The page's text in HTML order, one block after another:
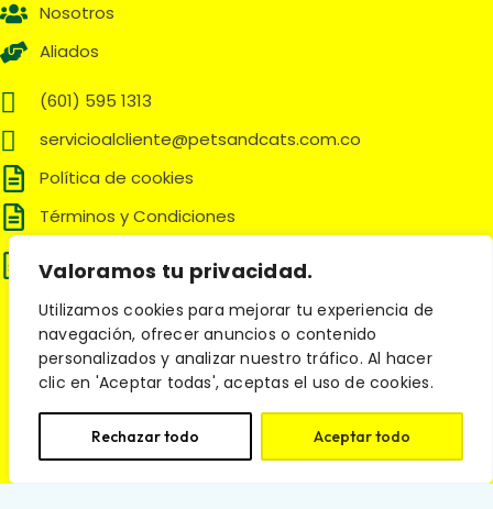
Valoramos tu privacidad.
Utilizamos cookies para mejorar tu experiencia de
navegación, ofrecer anuncios o contenido
personalizados y analizar nuestro tráfico. Al hacer
clic en 'Aceptar todas', aceptas el uso de cookies.
Rechazar todo Aceptar todo
Nosotros
Aliados
(601) 595 1313
servicioalcliente@petsandcats.com.co
Política de cookies
Términos y Condiciones
personales
Síguenos en:
© 2025 Pets and Cats. Todos los derechos reservados.